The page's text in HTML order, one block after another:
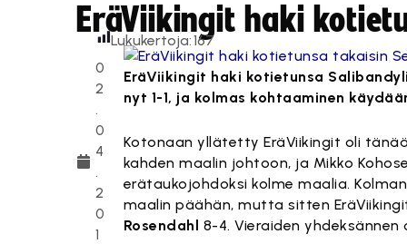
EräViikingit haki
0
2
.
0
4
.
2
0
1
Lukukertoja:167
EräViikingit haki kotietunsa
nyt 1-1, ja kolmas kohtaaminen
Kotonaan yllätetty EräViikingit oli
kahden maalin johtoon, ja Mikko
erätaukojohdoksi kolme maalia.
maalin päähän, mutta sitten
Rosendahl 8-4. Vieraiden